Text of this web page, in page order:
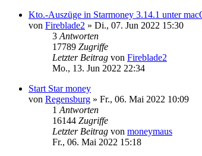
Kto.-Auszüge in Starmoney 3.14.1 unter
von Fireblade2 » Di., 07. Jun 2022 15:30
3 Antworten
17789 Zugriffe
Letzter Beitrag von Fireblade2
Mo., 13. Jun 2022 22:34
Start Star money
von Regensburg » Fr., 06. Mai 2022 10:09
1 Antworten
16144 Zugriffe
Letzter Beitrag von moneymaus
Fr., 06. Mai 2022 15:18